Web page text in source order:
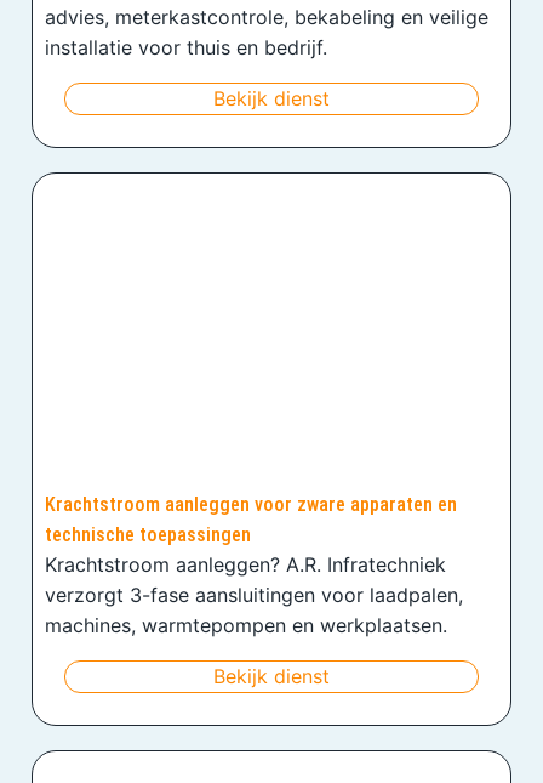
advies, meterkastcontrole, bekabeling en veilige
installatie voor thuis en bedrijf.
Bekijk dienst
Krachtstroom aanleggen voor zware apparaten en
technische toepassingen
Krachtstroom aanleggen? A.R. Infratechniek
verzorgt 3-fase aansluitingen voor laadpalen,
machines, warmtepompen en werkplaatsen.
Bekijk dienst